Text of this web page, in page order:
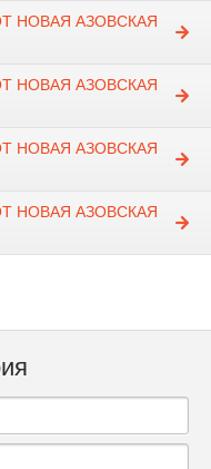
НОВАЯ АЗОВСКАЯ
НОВАЯ АЗОВСКАЯ
НОВАЯ АЗОВСКАЯ
НОВАЯ АЗОВСКАЯ